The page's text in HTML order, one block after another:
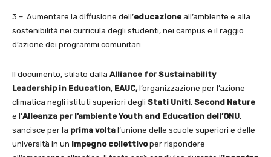
3 – Aumentare la diffusione dell’educazione all’ambiente e alla
sostenibilità nei curricula degli studenti, nei campus e il raggio
d’azione dei programmi comunitari.
Il documento, stilato dalla Alliance for Sustainability
Leadership in Education, EAUC,l’organizzazione per l’azione
climatica negli istituti superiori degli Stati Uniti, Second Nature
e l’Alleanza per l’ambiente Youth and Education dell’ONU,
sancisce per la prima volta l’unione delle scuole superiori e delle
università in un impegno collettivoper rispondere